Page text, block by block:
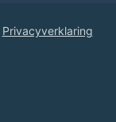
Privacyverklaring